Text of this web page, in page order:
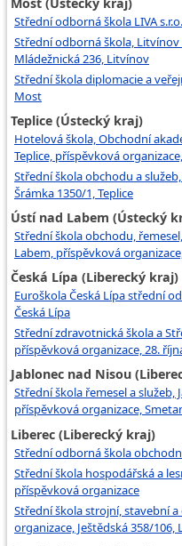
Střední odborná škola LIVA
Střední odborná škola,
Mládežnická 236, Litvínov
Střední škola diplomacie a
Most
Teplice (Ústecký kraj)
Hotelová škola, Obchodní
Teplice, příspěvková
Střední škola obchodu a
Šrámka 1350/1, Teplice
Ústí nad Labem (Ústecký
Střední škola obchodu,
Labem, příspěvková
Česká Lípa (Liberecký kraj)
Euroškola Česká Lípa střední
Česká Lípa
Střední zdravotnická škola a
příspěvková organizace, 28.
Jablonec nad Nisou
Střední škola řemesel a služeb,
příspěvková organizace,
Liberec (Liberecký kraj)
Střední odborná škola
Střední škola hospodářská a
příspěvková organizace
Střední škola strojní, stavební
organizace, Ještědská 358/106,